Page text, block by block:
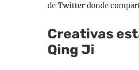
de Twitter donde
Creativas
Qing Ji